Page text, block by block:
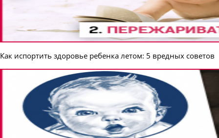
Как испортить здоровье ребенка летом: 5 вредных советов